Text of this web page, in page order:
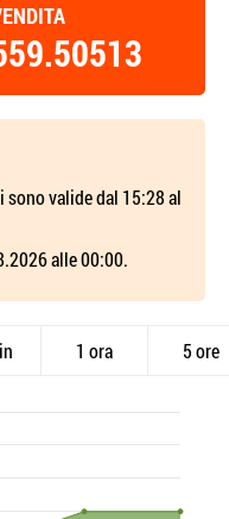
valide dal 15:28 al
alle 00:00.
1 ora 5 ore